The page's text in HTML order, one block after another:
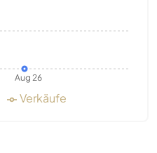
Aug 26
Verkäufe